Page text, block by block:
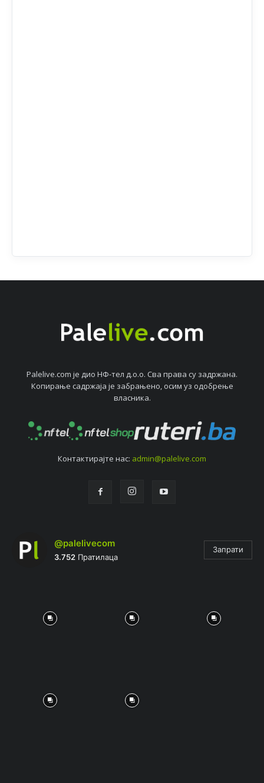
Palelive.com јe дио НФ-тeл д.о.о. Сва права су задржана.
Копирањe садржаја јe забрањeно, осим уз одобрeњe
власника.
Контактирајтe нас: admin@palelive.com
@palelivecom
3.752 Пратилаца
Запрати